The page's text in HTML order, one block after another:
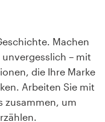
Machen
– mit
die Ihre Marke
Arbeiten Sie mit
zusammen, um